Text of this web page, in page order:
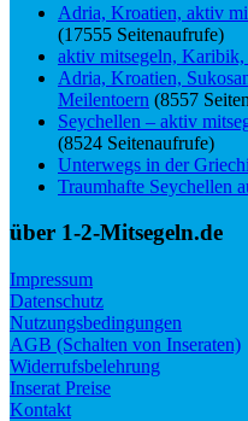
Adria, Kroatien, aktiv
(17555 Seitenaufrufe)
aktiv mitsegeln,
Adria, Kroatien,
Meilentoern (8557
Seychellen – aktiv
(8524 Seitenaufrufe)
Unterwegs in der
Traumhafte Seychellen
über 1-2-Mitsegeln.de
Impressum
Datenschutz
Nutzungsbedingungen
AGB (Schalten von Inseraten)
Widerrufsbelehrung
Inserat Preise
Kontakt